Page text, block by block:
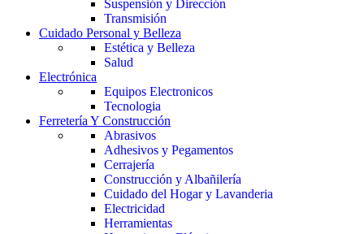
Suspensión y Dirección
Transmisión
Cuidado Personal y Belleza
Estética y Belleza
Salud
Electrónica
Equipos Electronicos
Tecnologia
Ferretería Y Construcción
Abrasivos
Adhesivos y Pegamentos
Cerrajería
Construcción y Albañilería
Cuidado del Hogar y Lavanderia
Electricidad
Herramientas